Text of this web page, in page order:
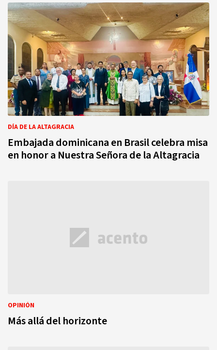
DÍA DE LA ALTAGRACIA
Embajada dominicana en Brasil celebra misa
en honor a Nuestra Señora de la Altagracia
OPINIÓN
Más allá del horizonte